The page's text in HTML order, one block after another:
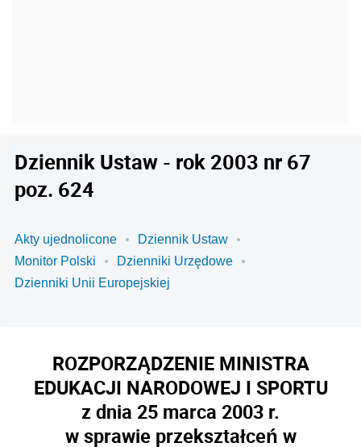
Dziennik Ustaw - rok 2003 nr 67
poz. 624
Akty ujednolicone
Dziennik Ustaw
Monitor Polski
Dzienniki Urzędowe
Dzienniki Unii Europejskiej
ROZPORZĄDZENIE MINISTRA
EDUKACJI NARODOWEJ I SPORTU
z dnia 25 marca 2003 r.
w sprawie przekształceń w